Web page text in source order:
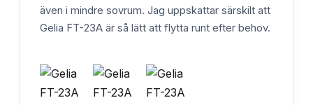
även i mindre sovrum. Jag uppskattar särskilt att
Gelia FT-23A är så lätt att flytta runt efter behov.